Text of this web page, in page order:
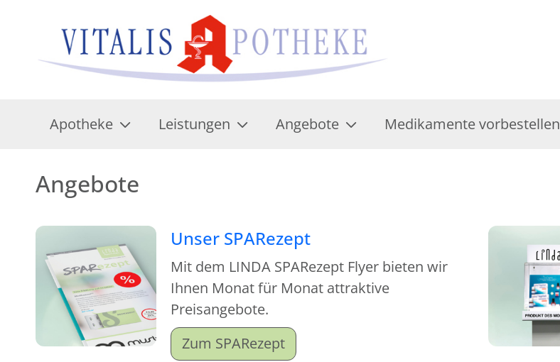
Apotheke Leistungen Angebote Medikamente vorbestellen
Angebote
Unser SPARezept
Mit dem LINDA SPARezept Flyer bieten wir
Ihnen Monat für Monat attraktive
Preisangebote.
Zum SPARezept